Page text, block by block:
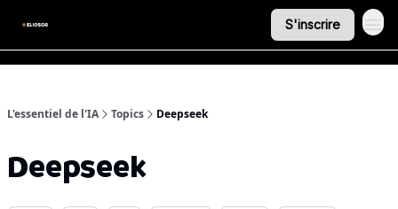
S'inscrire
L'essentiel de l'IA Topics Deepseek
Deepseek